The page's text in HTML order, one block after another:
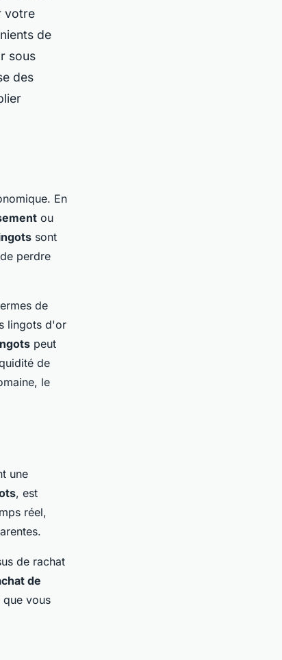
votre
de
sous
des
En
ou
sont
perdre
de
lingots d'or
peut
de
le
une
, est
réel,
de rachat
de
vous